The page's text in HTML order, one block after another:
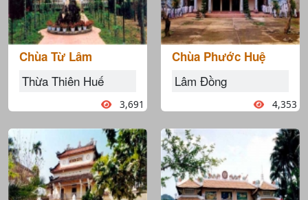
Chùa Từ Lâm
Thừa Thiên Huế
3,691
Chùa Phước Huệ
Lâm Đồng
4,353